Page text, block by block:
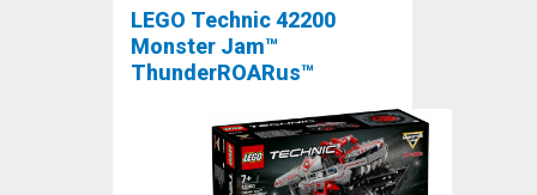
LEGO Technic 42200
Monster Jam™
ThunderROARus™